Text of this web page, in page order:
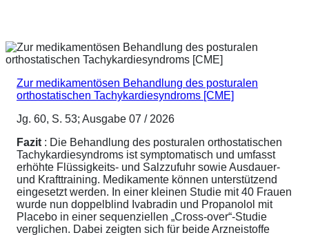
Zur medikamentösen Behandlung des posturalen
orthostatischen Tachykardiesyndroms [CME]
Jg. 60, S. 53; Ausgabe 07 / 2026
Fazit : Die Behandlung des posturalen orthostatischen
Tachykardiesyndroms ist symptomatisch und umfasst
erhöhte Flüssigkeits- und Salzzufuhr sowie Ausdauer-
und Krafttraining. Medikamente können unterstützend
eingesetzt werden. In einer kleinen Studie mit 40 Frauen
wurde nun doppelblind Ivabradin und Propanolol mit
Placebo in einer sequenziellen „Cross-over“-Studie
verglichen. Dabei zeigten sich für beide Arzneistoffe